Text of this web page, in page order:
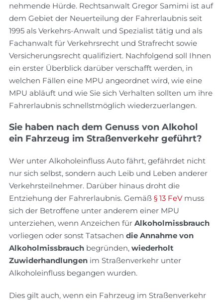
nehmende Hürde. Rechtsanwalt Gregor Samimi ist auf
dem Gebiet der Neuerteilung der Fahrerlaubnis seit
1995 als Verkehrs-Anwalt und Spezialist tätig und als
Fachanwalt für Verkehrsrecht und Strafrecht sowie
Versicherungsrecht qualifiziert. Nachfolgend soll Ihnen
ein erster Überblick darüber verschafft werden, in
welchen Fällen eine MPU angeordnet wird, wie eine
MPU abläuft und wie Sie sich Verhalten sollten um ihre
Fahrerlaubnis schnellstmöglich wiederzuerlangen.
Sie haben nach dem Genuss von Alkohol
ein Fahrzeug im Straßenverkehr geführt?
Wer unter Alkoholeinfluss Auto fährt, gefährdet nicht
nur sich selbst, sondern auch Leib und Leben anderer
Verkehrsteilnehmer. Darüber hinaus droht die
Entziehung der Fahrerlaubnis. Gemäß§ 13 FeVmuss
sich der Betroffene unter anderem einer MPU
unterziehen, wenn Anzeichen fürAlkoholmissbrauch
vorliegen oder sonst Tatsachen die Annahme von
Alkoholmissbrauch begründen,wiederholt
Zuwiderhandlungen im Straßenverkehr unter
Alkoholeinfluss begangen wurden.
Dies gilt auch, wenn ein Fahrzeug im Straßenverkehr